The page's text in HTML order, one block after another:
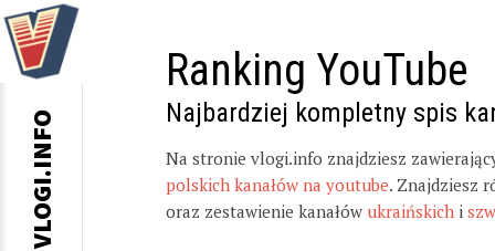
Ranking YouTube
Najbardziej kompletny spis
Na stronie vlogi.info znajdziesz
polskich kanałów na youtube. Znajdziesz
oraz zestawienie kanałów ukraińskich i
VLOGI.INFO